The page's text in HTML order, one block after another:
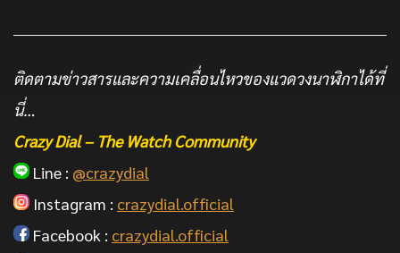
ติดตามข่าวสารและความเคลื่อนไหวของแวดวงนาฬิกาได้ที่
นี่…
Crazy Dial – The Watch Community
Line : @crazydial
Instagram : crazydial.official
Facebook : crazydial.official